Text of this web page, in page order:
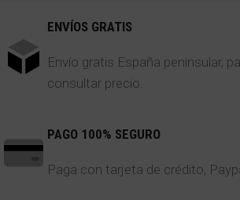
ENVÍOS GRATIS
Envío gratis España peninsular,
consultar precio.
PAGO 100% SEGURO
Paga con tarjeta de crédito,